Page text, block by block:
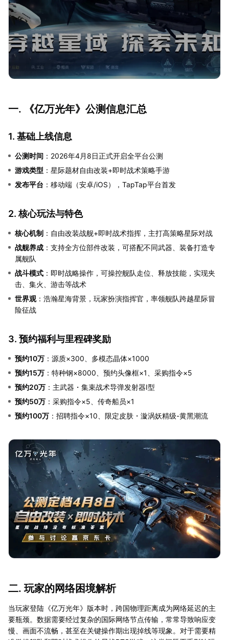
一. 《亿万光年》公测信息汇总
1. 基础上线信息
公测时间 ：2026年4月8日正式开启全平台公测
游戏类型 ：星际题材自由改装+即时战术策略手游
发布平台 ：移动端（安卓/iOS），TapTap平台首发
2. 核心玩法与特色
核心机制 ：自由改装战舰+即时战术指挥，主打高策略星际对战
战舰养成 ：支持全方位部件改装，可搭配不同武器、装备打造专
属舰队
战斗模式 ：即时战略操作，可操控舰队走位、释放技能，实现夹
击、集火、游击等战术
世界观：浩瀚星海背景，玩家扮演指挥官，率领舰队跨越星际冒
险征战
3. 预约福利与里程碑奖励
预约10万 ：源质×300、多模态晶体×1000
预约15万 ：特种钢×8000、预约头像框×1、采购指令×5
预约20万 ：主武器・集束战术导弹发射器Ⅰ型
预约50万 ：采购指令×5、传奇船员×1
预约100万 ：招聘指令×10、限定皮肤・漩涡妖精级-黄黑潮流
二. 玩家的网络困境解析
当玩家登陆《亿万光年》版本时，跨国物理距离成为网络延迟的主
要瓶颈。数据需要经过复杂的国际网络节点传输，常常导致响应变
慢、画面不流畅，甚至在关键操作期出现掉线等现象。对于需要精